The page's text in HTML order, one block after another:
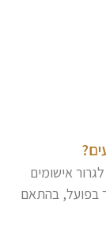
אישומים
בפועל, בהתאם